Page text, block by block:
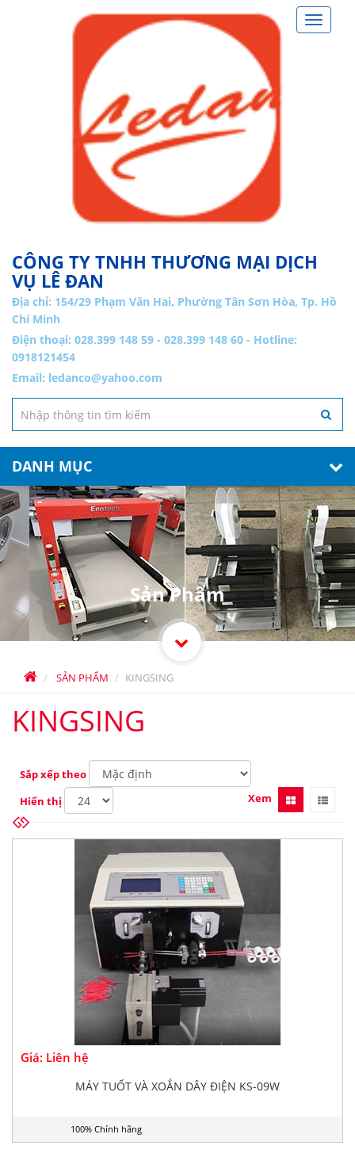
Toggle
CÔNG TY TNHH THƯƠNG MẠI DỊCH
VỤ LÊ ĐAN
Địa chỉ: 154/29 Phạm Văn Hai, Phường Tân Sơn Hòa, Tp. Hồ
Chí Minh
Điện thoại: 028.399 148 59 - 028.399 148 60 - Hotline:
0918121454
Email: ledanco@yahoo.com
DANH MỤC
SẢN PHẨM KINGSING
Sản Phẩm
KINGSING
Sắp xếp theo
Hiển thị
Xem
Giá: Liên hệ
MÁY TUỐT VÀ XOẮN DÂY ĐIỆN KS-09W
100% Chính hãng